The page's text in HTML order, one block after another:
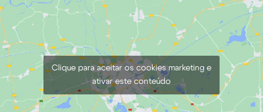
Clique para aceitar os cookies marketing e
ativar este conteúdo